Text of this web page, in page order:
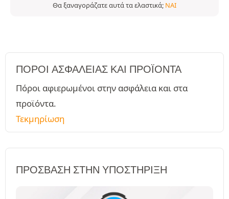
Θα ξαναγοράζατε αυτά τα ελαστικά; ΝΑΙ
ΠΌΡΟΙ ΑΣΦΑΛΕΊΑΣ ΚΑΙ ΠΡΟΪΌΝΤΑ
Πόροι αφιερωμένοι στην ασφάλεια και στα
προϊόντα.
Τεκμηρίωση
ΠΡΌΣΒΑΣΗ ΣΤΗΝ ΥΠΟΣΤΉΡΙΞΗ